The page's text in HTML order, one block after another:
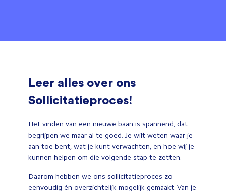
Leer alles over ons
Sollicitatieproces!
Het vinden van een nieuwe baan is spannend, dat
begrijpen we maar al te goed. Je wilt weten waar je
aan toe bent, wat je kunt verwachten, en hoe wij je
kunnen helpen om die volgende stap te zetten.
Daarom hebben we ons sollicitatieproces zo
eenvoudig én overzichtelijk mogelijk gemaakt. Van je